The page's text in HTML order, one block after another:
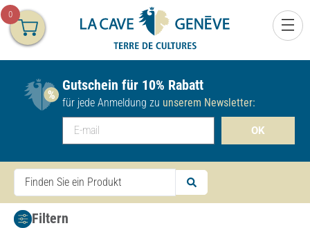
Gutschein für 10% Rabatt
für jede Anmeldung zu unserem Newsletter:
OK
Filtern
0